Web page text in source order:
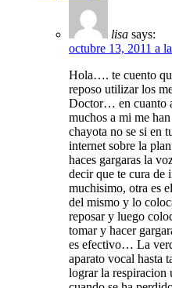
lisa says:
octubre 13, 2011 a
Hola…. te cuento
reposo utilizar los
Doctor… en cuanto
muchos a mi me
chayota no se si en
internet sobre la
haces gargaras la
decir que te cura de
muchisimo, otra es
del mismo y lo
reposar y luego
tomar y hacer
es efectivo… La
aparato vocal hasta
lograr la respiracion